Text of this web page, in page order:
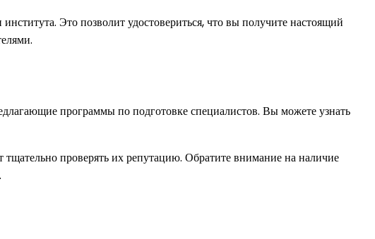
Это позволит удостовериться, что вы получите настоящий
программы по подготовке специалистов. Вы можете узнать
тщательно проверять их репутацию. Обратите внимание на наличие